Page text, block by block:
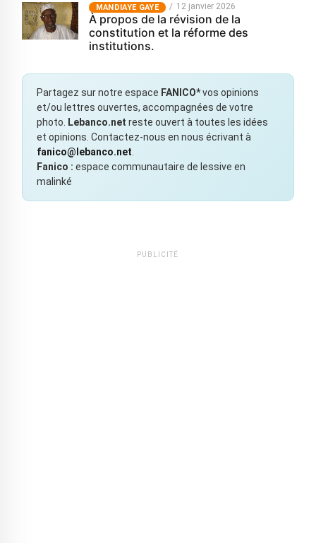
MANDIAYE GAYE 12 janvier 2026
À propos de la révision de la
constitution et la réforme des
institutions.
Partagez sur notre espace FANICO*vos opinions
et/ou lettres ouvertes, accompagnées de votre
photo.
Lebanco.net reste ouvert à toutes les idées
et opinions. Contactez-nous en nous écrivant à
fanico@lebanco.net
Fanico : espace communautaire de lessive en
malinké
PUBLICITÉ